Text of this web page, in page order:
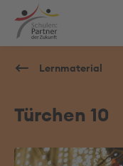
Lernmaterial
Türchen 10